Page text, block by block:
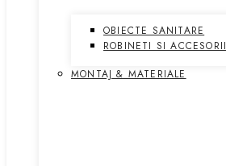
OBIECTE SANITARE
ROBINETI SI ACCESORII
MONTAJ & MATERIALE